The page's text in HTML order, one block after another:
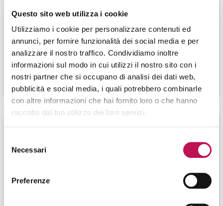
Questo sito web utilizza i cookie
Utilizziamo i cookie per personalizzare contenuti ed
annunci, per fornire funzionalità dei social media e per
analizzare il nostro traffico. Condividiamo inoltre
informazioni sul modo in cui utilizzi il nostro sito con i
nostri partner che si occupano di analisi dei dati web,
pubblicità e social media, i quali potrebbero combinarle
con altre informazioni che hai fornito loro o che hanno
raccolto dal tuo utilizzo dei loro servizi.
delNecessari
Preferenze
Andrea Pagliarani
CEO & Co-Founder
Aivolution Srl
GUARDA IL VIDEO